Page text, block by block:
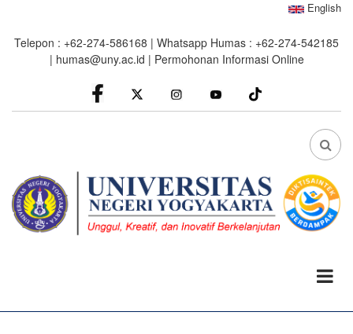
main
English
Telepon : +62-274-586168 | Whatsapp Humas : +62-274-542185
| humas@uny.ac.id | Permohonan Informasi Online
facebook
Instagram youtube
FA
0%
read